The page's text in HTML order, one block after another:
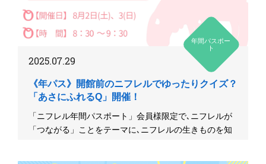
年間パスポー
ト
2025.07.29
《年パス》開館前のニフレルでゆったりクイズ？
「あさにふれるQ」開催！
「ニフレル年間パスポート」会員様限定で､ニフレルが
「つながる」ことをテーマに､ニフレルの生きものを知